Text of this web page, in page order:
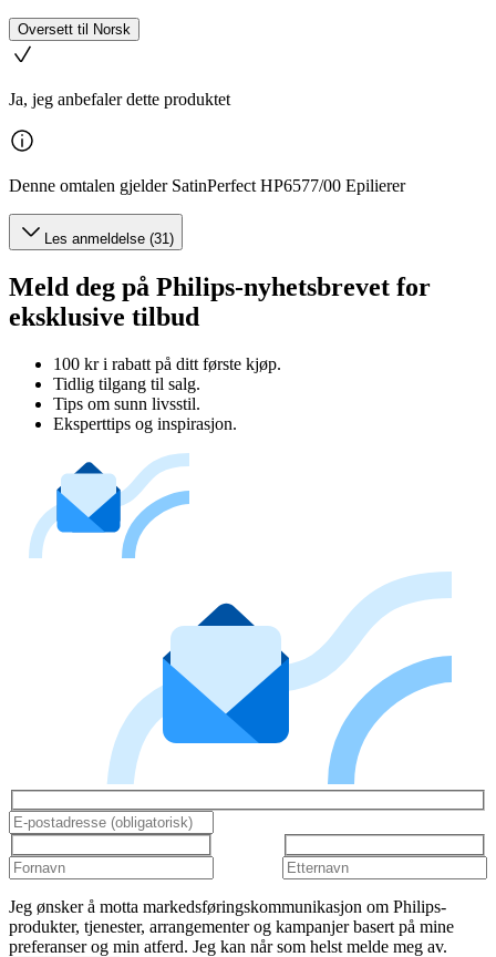
Oversett til Norsk
Ja, jeg anbefaler dette produktet
Denne omtalen gjelder SatinPerfect HP6577/00 Epilierer
Les anmeldelse (31)
Meld deg på Philips-nyhetsbrevet for
eksklusive tilbud
100 kr i rabatt på ditt første kjøp.
Tidlig tilgang til salg.
Tips om sunn livsstil.
Eksperttips og inspirasjon.
Jeg ønsker å motta markedsføringskommunikasjon om Philips-
produkter, tjenester, arrangementer og kampanjer basert på mine
preferanser og min atferd. Jeg kan når som helst melde meg av.